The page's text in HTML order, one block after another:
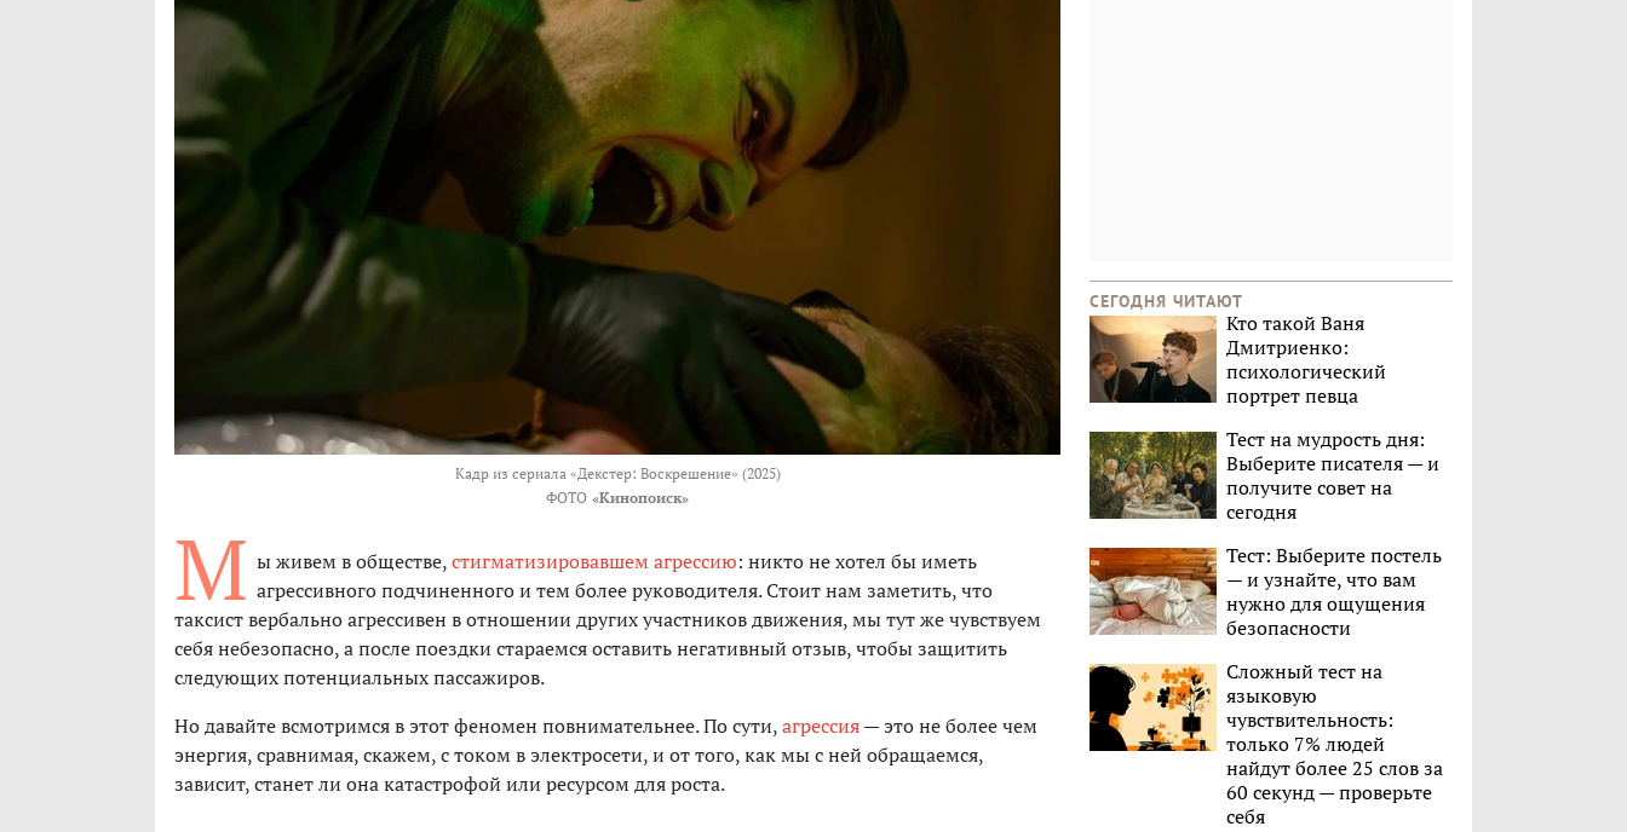
Кадр из сериала «Декстер: Воскрешение» (2025)
ФОТО «Кинопоиск»
М ы живем в обществе,стигматизировавшем агрессию: никто не хотел бы иметь
агрессивного подчиненного и тем более руководителя. Стоит нам заметить, что
таксист вербально агрессивен в отношении других участников движения, мы тут же чувствуем
себя небезопасно, а после поездки стараемся оставить негативный отзыв, чтобы защитить
следующих потенциальных пассажиров.
Но давайте всмотримся в этот феномен повнимательнее. По сути,агрессия— это не более чем
энергия, сравнимая, скажем, с током в электросети, и от того, как мы с ней обращаемся,
зависит, станет ли она катастрофой или ресурсом для роста.
СЕГОДНЯ ЧИТАЮТ
Кто такой Ваня
Дмитриенко:
психологический
портрет певца
Тест на мудрость дня:
Выберите писателя — и
получите совет на
сегодня
Тест: Выберите постель
— и узнайте, что вам
нужно для ощущения
безопасности
Сложный тест на
языковую
чувствительность:
только 7% людей
найдут более 25 слов за
60 секунд — проверьте
себя